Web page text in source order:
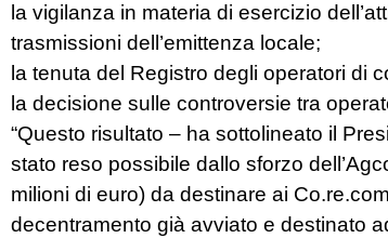
la vigilanza in materia di esercizio
trasmissioni dell’emittenza locale;
la tenuta del Registro degli operatori di
la decisione sulle controversie tra
“Questo risultato – ha sottolineato il
stato reso possibile dallo sforzo
milioni di euro) da destinare ai
decentramento già avviato e destinato